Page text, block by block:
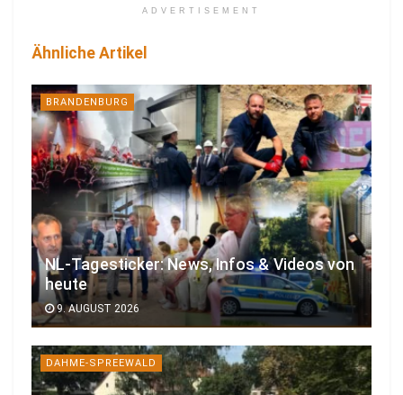
ADVERTISEMENT
Ähnliche Artikel
BRANDENBURG
NL-Tagesticker: News, Infos & Videos von
heute
9. AUGUST 2026
DAHME-SPREEWALD